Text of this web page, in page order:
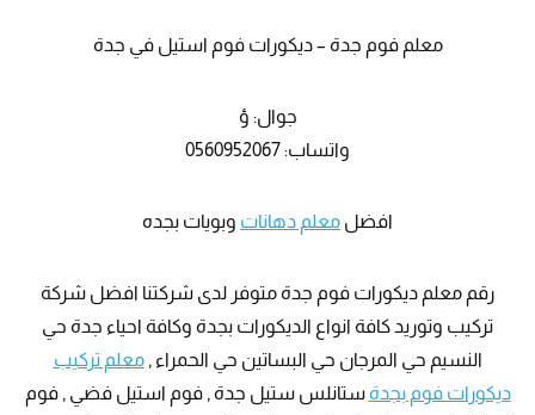
معلم فوم جدة – ديكورات فوم استيل في جدة
جوال: ؤ
واتساب: 0560952067
افضل معلم دهانات وبويات بجده
رقم معلم ديكورات فوم جدة متوفر لدى شركتنا افضل شركة
تركيب وتوريد كافة انواع الديكورات بجدة وكافة احياء جدة حي
النسيم حي المرجان حي البساتين حي الحمراء ,معلم تركيب
ديكورات فوم بجدة ستانلس ستيل جدة , فوم استيل فضي , فوم